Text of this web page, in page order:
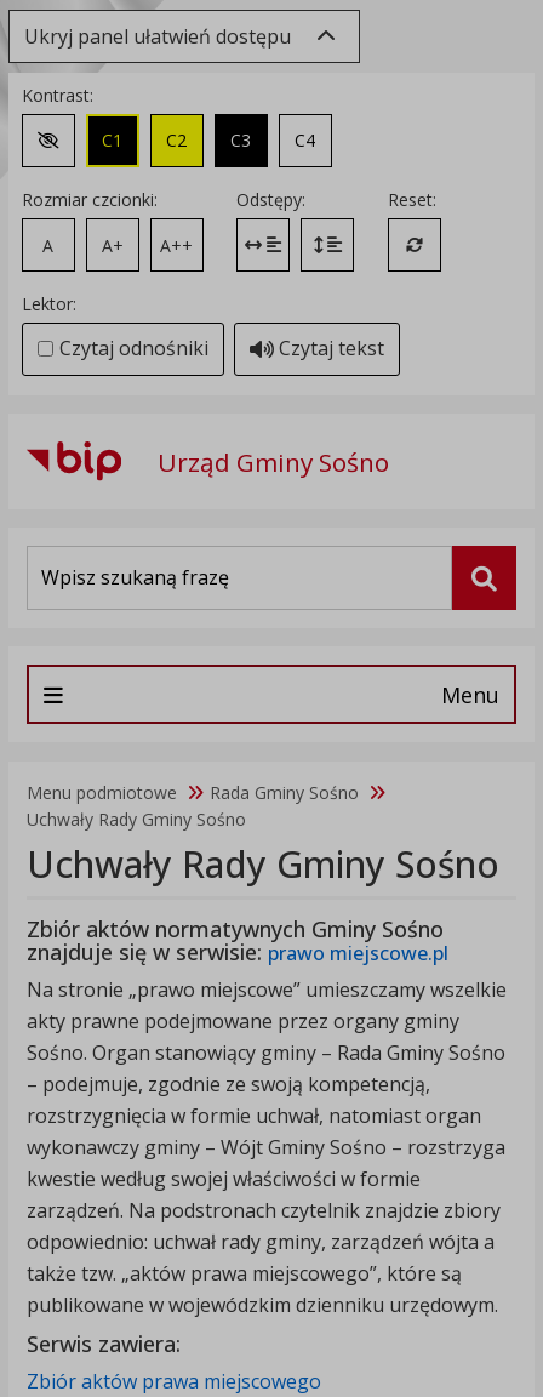
Ukryj panel ułatwień dostępu
Kontrast:
Zmień kontrast na domyślny
C1 C2 C3 C4
Rozmiar czcionki:
A
A+ A++
Odstępy:
Zmień odstęp między literami
Zmień interlinię i margines
Reset:
Przywróć
Lektor:
Czytaj odnośniki Czytaj tekst
Urząd Gminy Sośno
Menu
Menu podmiotowe
Rada Gminy Sośno
Uchwały Rady Gminy Sośno
Uchwały Rady Gminy Sośno
Zbiór aktów normatywnych Gminy Sośno
znajduje się w serwisie: prawo miejscowe.pl
Na stronie „prawo miejscowe” umieszczamy wszelkie
akty prawne podejmowane przez organy gminy
Sośno. Organ stanowiący gminy – Rada Gminy Sośno
– podejmuje, zgodnie ze swoją kompetencją,
rozstrzygnięcia w formie uchwał, natomiast organ
wykonawczy gminy – Wójt Gminy Sośno – rozstrzyga
kwestie według swojej właściwości w formie
zarządzeń. Na podstronach czytelnik znajdzie zbiory
odpowiednio: uchwał rady gminy, zarządzeń wójta a
także tzw. „aktów prawa miejscowego”, które są
publikowane w wojewódzkim dzienniku urzędowym.
Serwis zawiera:
Zbiór aktówprawa miejscowego